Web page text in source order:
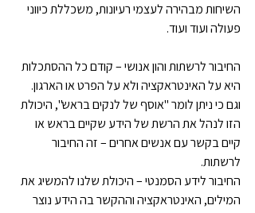
השיחות מבהירה לעצמי רעיונות, משכללת כיווני
פעולה ועוד ועוד.
החיבור לרשתות והון אנושי – קודם כל ההסתכלות
היא על האינטראקציה ולא על הפרט או הארגון.
וגם כי ניתן לומר "אוסף של לנקים בראש", היכולת
הזו לנהל את הרשת של הידע שקיים בראש או
קיים בקשר עם אנשים אחרים – זה החיבור
לרשתות.
החיבור לידע הסמנטי – היכולת שלנו להמשיג את
המילים, האינטראקציה וההקשר בה הידע נוצר